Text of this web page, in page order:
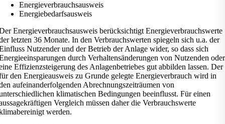
Energieverbrauchsausweis
Energiebedarfsausweis
Energieverbrauchsausweis berücksichtigt Energieverbrauchswerte
letzten 36 Monate. In den Verbrauchswerten spiegeln sich u.a. der
Nutzender und der Betrieb der Anlage wider, so dass sich
durch Verhaltensänderungen von Nutzenden oder
Effizienzsteigerung des Anlagenbetriebes gut abbilden lassen. Der
den Energieausweis zu Grunde gelegte Energieverbrauch wird in
aufeinanderfolgenden Abrechnungszeiträumen von
klimatischen Bedingungen beeinflusst. Für einen
Vergleich müssen daher die Verbrauchswerte
werden.